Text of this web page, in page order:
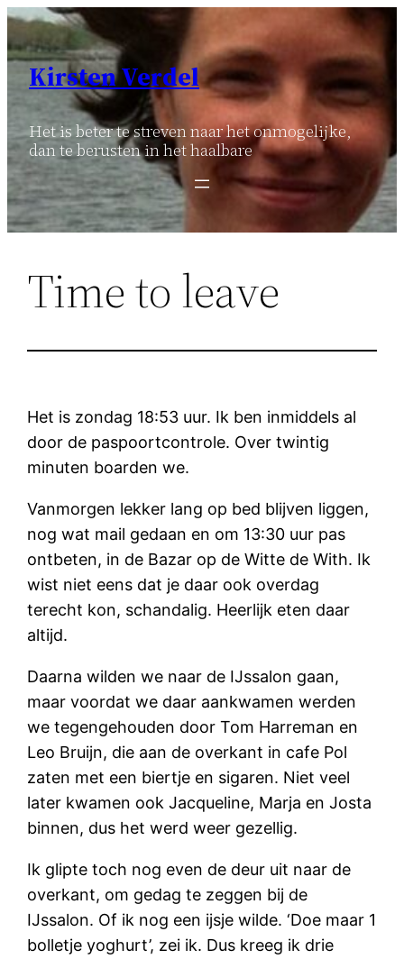
Ga
naar
inhoud
Kirsten Verdel
Het is beter te streven naar het onmogelijke,
dan te berusten in het haalbare
Time to leave
Het is zondag 18:53 uur. Ik ben inmiddels al
door de paspoortcontrole. Over twintig
minuten boarden we.
Vanmorgen lekker lang op bed blijven liggen,
nog wat mail gedaan en om 13:30 uur pas
ontbeten, in de Bazar op de Witte de With. Ik
wist niet eens dat je daar ook overdag
terecht kon, schandalig. Heerlijk eten daar
altijd.
Daarna wilden we naar de IJssalon gaan,
maar voordat we daar aankwamen werden
we tegengehouden door Tom Harreman en
Leo Bruijn, die aan de overkant in cafe Pol
zaten met een biertje en sigaren. Niet veel
later kwamen ook Jacqueline, Marja en Josta
binnen, dus het werd weer gezellig.
Ik glipte toch nog even de deur uit naar de
overkant, om gedag te zeggen bij de
IJssalon. Of ik nog een ijsje wilde. ‘Doe maar 1
bolletje yoghurt’, zei ik. Dus kreeg ik drie